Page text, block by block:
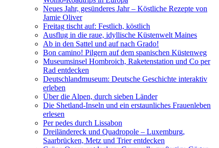
Neues Jahr, gesünderes Jahr – Köstliche Rezepte von
Jamie Oliver
Freitag tischt auf: Festlich, köstlich
Ausflug in die raue, idyllische Küstenwelt Maines
Ab in den Sattel und auf nach Grado!
Bon camino! Pilgern auf dem spanischen Küstenweg
Museumsinsel Hombroich, Raketenstation und Co per
Rad entdecken
Deutschlandmuseum: Deutsche Geschichte interaktiv
erleben
Über die Alpen, durch sieben Länder
Die Shetland-Inseln und ein erstaunliches Frauenleben
erlesen
Per pedes durch Lissabon
Dreiländereck und Quadropole – Luxemburg,
Saarbrücken, Metz und Trier entdecken